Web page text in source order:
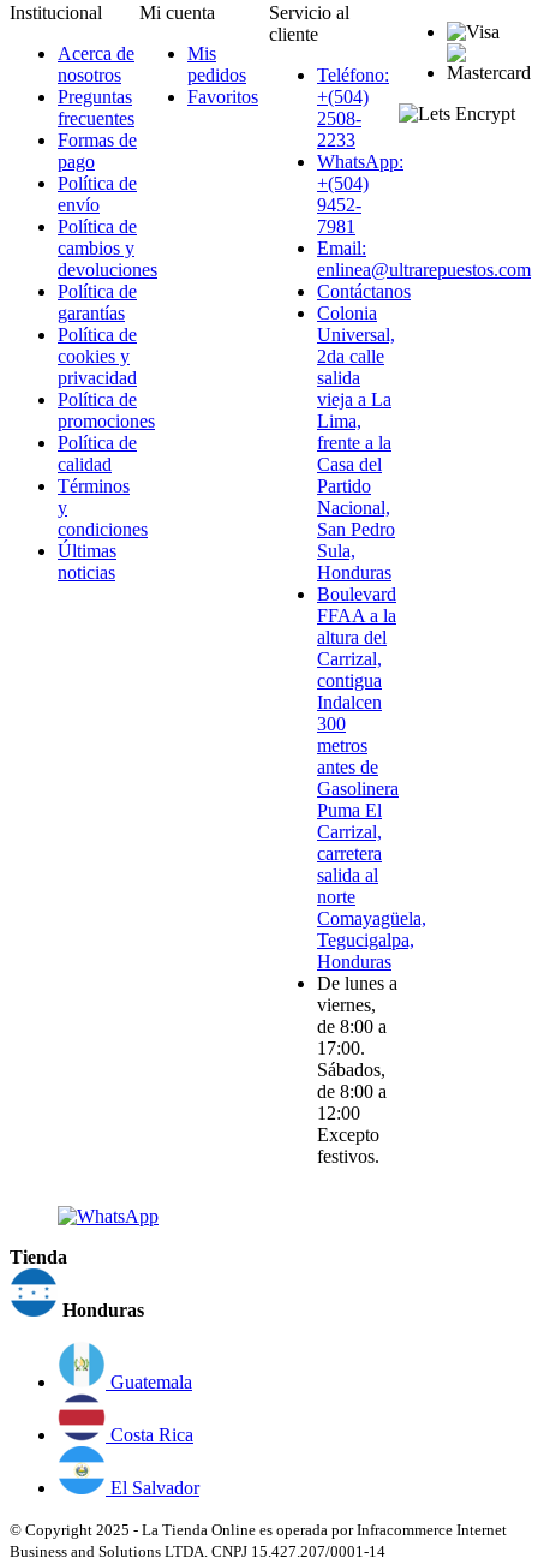
Institucional
Acerca de
nosotros
Preguntas
frecuentes
Formas de
pago
Política de
envío
Política de
cambios y
devoluciones
Política de
garantías
Política de
cookies y
privacidad
Política de
promociones
Política de
calidad
Términos
y
condiciones
Últimas
noticias
Mi cuenta
Mis
pedidos
Favoritos
Servicio al
cliente
Teléfono:
+(504)
2508-
2233
WhatsApp:
+(504)
9452-
7981
Email:
enlinea@ultrarepuestos.com
Contáctanos
Colonia
Universal,
2da calle
salida
vieja a La
Lima,
frente a la
Casa del
Partido
Nacional,
San Pedro
Sula,
Honduras
Boulevard
FFAA a la
altura del
Carrizal,
contigua
Indalcen
300
metros
antes de
Gasolinera
Puma El
Carrizal,
carretera
salida al
norte
Comayagüela,
Tegucigalpa,
Honduras
De lunes a
viernes,
de 8:00 a
17:00.
Sábados,
de 8:00 a
12:00
Excepto
festivos.
Tienda
Honduras
Guatemala
Costa Rica
El Salvador
© Copyright 2025 - La Tienda Online es operada por Infracommerce Internet
Business and Solutions LTDA. CNPJ 15.427.207/0001-14